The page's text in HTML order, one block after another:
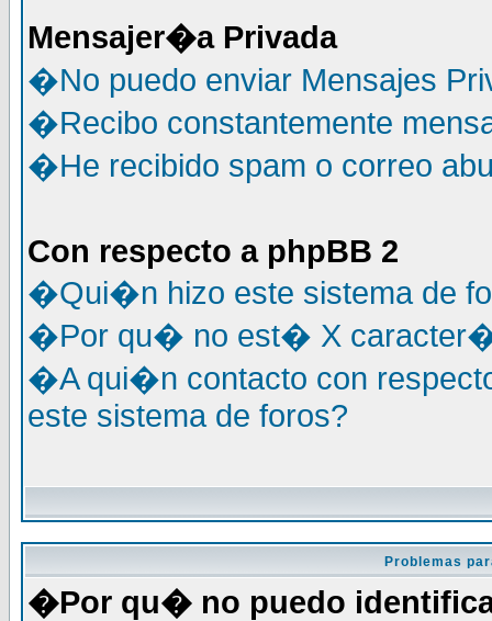
Mensajer�a Privada
�No puedo enviar Mensajes
�Recibo constantemente
�He recibido spam o correo
Con respecto a phpBB 2
�Qui�n hizo este sistema de
�Por qu� no est� X
�A qui�n contacto con
este sistema de foros?
Problemas
�Por qu� no puedo